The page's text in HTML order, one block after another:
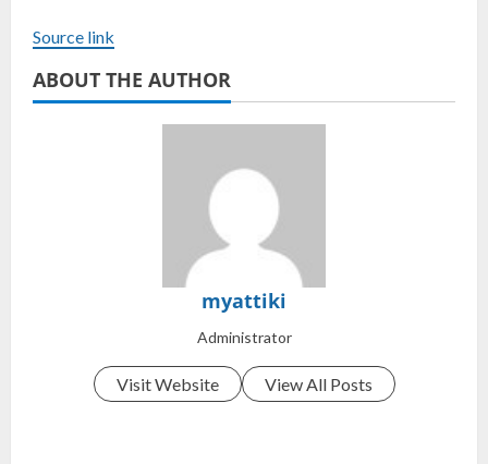
Source link
ABOUT THE AUTHOR
myattiki
Administrator
Visit Website View All Posts